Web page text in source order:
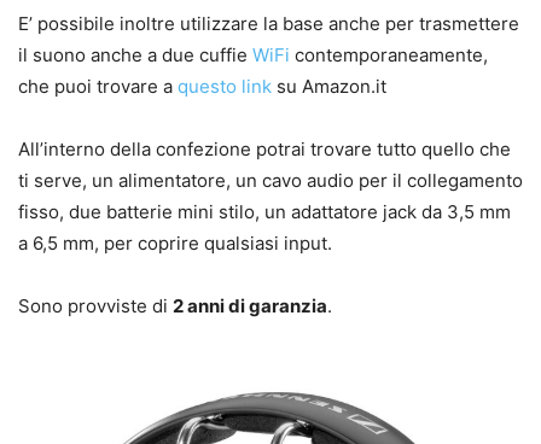
E’ possibile inoltre utilizzare la base anche per trasmettere
il suono anche a due cuffie WiFi contemporaneamente,
che puoi trovare a questo link su Amazon.it
All’interno della confezione potrai trovare tutto quello che
ti serve, un alimentatore, un cavo audio per il collegamento
fisso, due batterie mini stilo, un adattatore jack da 3,5 mm
a 6,5 mm, per coprire qualsiasi input.
Sono provviste di 2 anni di garanzia.